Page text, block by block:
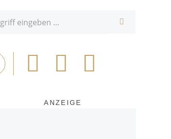
Drucken
Bei
Facebook
teilen
Tweet
ANZEIGE